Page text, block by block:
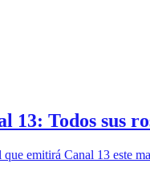
13: Todos sus
emitirá Canal 13 este